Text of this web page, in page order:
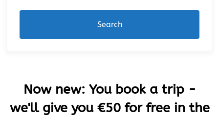
Search
Now new: You book a trip -
we'll give you €50 for free in the